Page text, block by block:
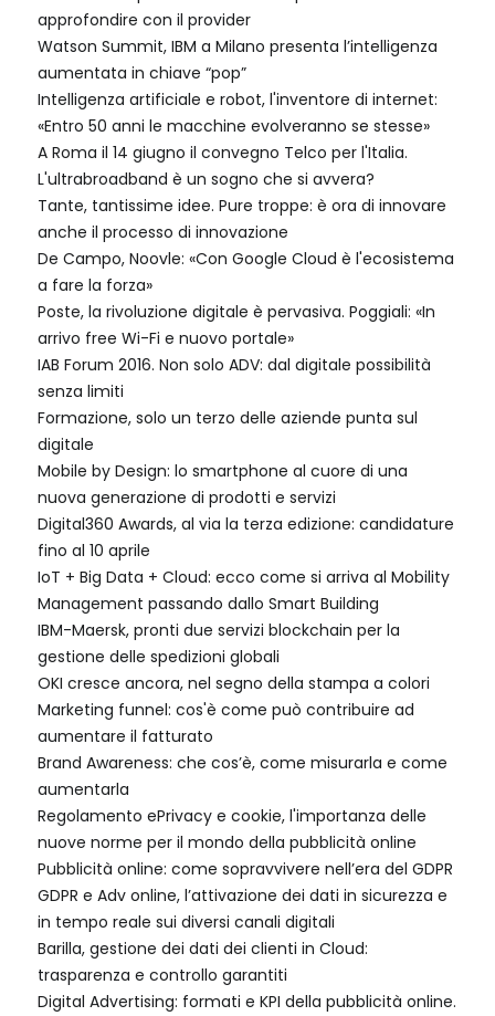
approfondire con il provider
Watson Summit, IBM a Milano presenta l’intelligenza
aumentata in chiave “pop”
Intelligenza artificiale e robot, l'inventore di internet:
«Entro 50 anni le macchine evolveranno se stesse»
A Roma il 14 giugno il convegno Telco per l'Italia.
L'ultrabroadband è un sogno che si avvera?
Tante, tantissime idee. Pure troppe: è ora di innovare
anche il processo di innovazione
De Campo, Noovle: «Con Google Cloud è l'ecosistema
a fare la forza»
Poste, la rivoluzione digitale è pervasiva. Poggiali: «In
arrivo free Wi-Fi e nuovo portale»
IAB Forum 2016. Non solo ADV: dal digitale possibilità
senza limiti
Formazione, solo un terzo delle aziende punta sul
digitale
Mobile by Design: lo smartphone al cuore di una
nuova generazione di prodotti e servizi
Digital360 Awards, al via la terza edizione: candidature
fino al 10 aprile
IoT + Big Data + Cloud: ecco come si arriva al Mobility
Management passando dallo Smart Building
IBM-Maersk, pronti due servizi blockchain per la
gestione delle spedizioni globali
OKI cresce ancora, nel segno della stampa a colori
Marketing funnel: cos'è come può contribuire ad
aumentare il fatturato
Brand Awareness: che cos’è, come misurarla e come
aumentarla
Regolamento ePrivacy e cookie, l'importanza delle
nuove norme per il mondo della pubblicità online
Pubblicità online: come sopravvivere nell’era del GDPR
GDPR e Adv online, l’attivazione dei dati in sicurezza e
in tempo reale sui diversi canali digitali
Barilla, gestione dei dati dei clienti in Cloud:
trasparenza e controllo garantiti
Digital Advertising: formati e KPI della pubblicità online.